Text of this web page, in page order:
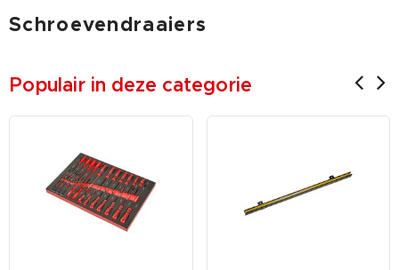
Schroevendraaiers
Populair in deze categorie